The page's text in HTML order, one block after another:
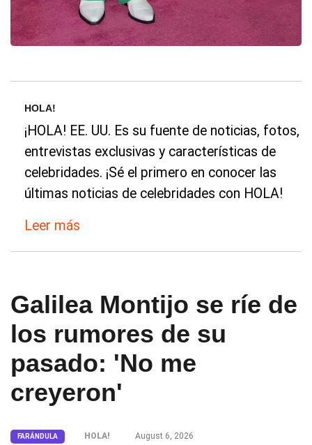
HOLA!
¡HOLA! EE. UU. Es su fuente de noticias, fotos,
entrevistas exclusivas y características de
celebridades. ¡Sé el primero en conocer las
últimas noticias de celebridades con HOLA!
Leer más
Galilea Montijo se ríe de
los rumores de su
pasado: 'No me
creyeron'
FARÁNDULA HOLA! August 6, 2026